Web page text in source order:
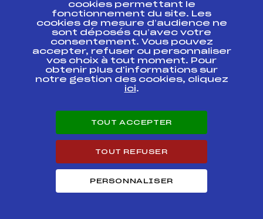
AAPF0101.FFS
COUPE D'ARGENT
U14 COMITE
REGIONAL ALPE
PROVENCE
ANAF0183.FFS
Coupe de France
du Jeune Citadin
1ère étape – Qualif
Coupe de la
Fédération
FFS
du Jeune Citadin
Circuits Alpin 2014
cookies permettant le
fonctionnement du site. Les
cookies de mesure d’audience ne
sont déposés qu’avec votre
consentement. Vous pouvez
accepter, refuser ou personnaliser
vos choix à tout moment. Pour
obtenir plus d'informations sur
notre gestion des cookies, cliquez
ici.
TOUT ACCEPTER
TOUT REFUSER
PERSONNALISER